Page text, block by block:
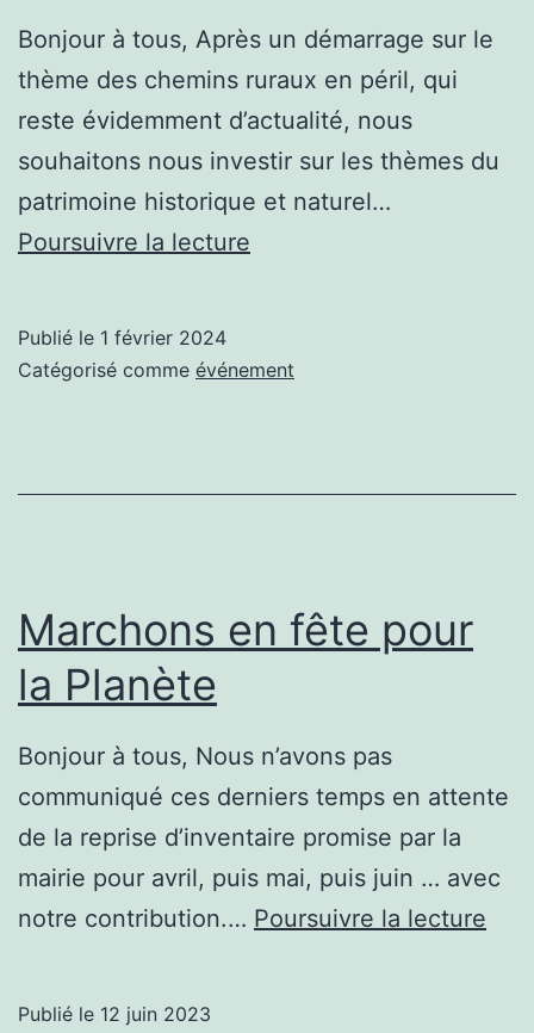
Bonjour à tous, Après un démarrage sur le
thème des chemins ruraux en péril, qui
reste évidemment d’actualité, nous
souhaitons nous investir sur les thèmes du
patrimoine historique et naturel…
Poursuivre la lecture
Canal
Publié le 1 février 2024
Catégorisé comme événement
Marchons en fête pour
la Planète
Bonjour à tous, Nous n’avons pas
communiqué ces derniers temps en attente
de la reprise d’inventaire promise par la
mairie pour avril, puis mai, puis juin … avec
notre contribution.… Poursuivre la lecture
Publié le 12 juin 2023